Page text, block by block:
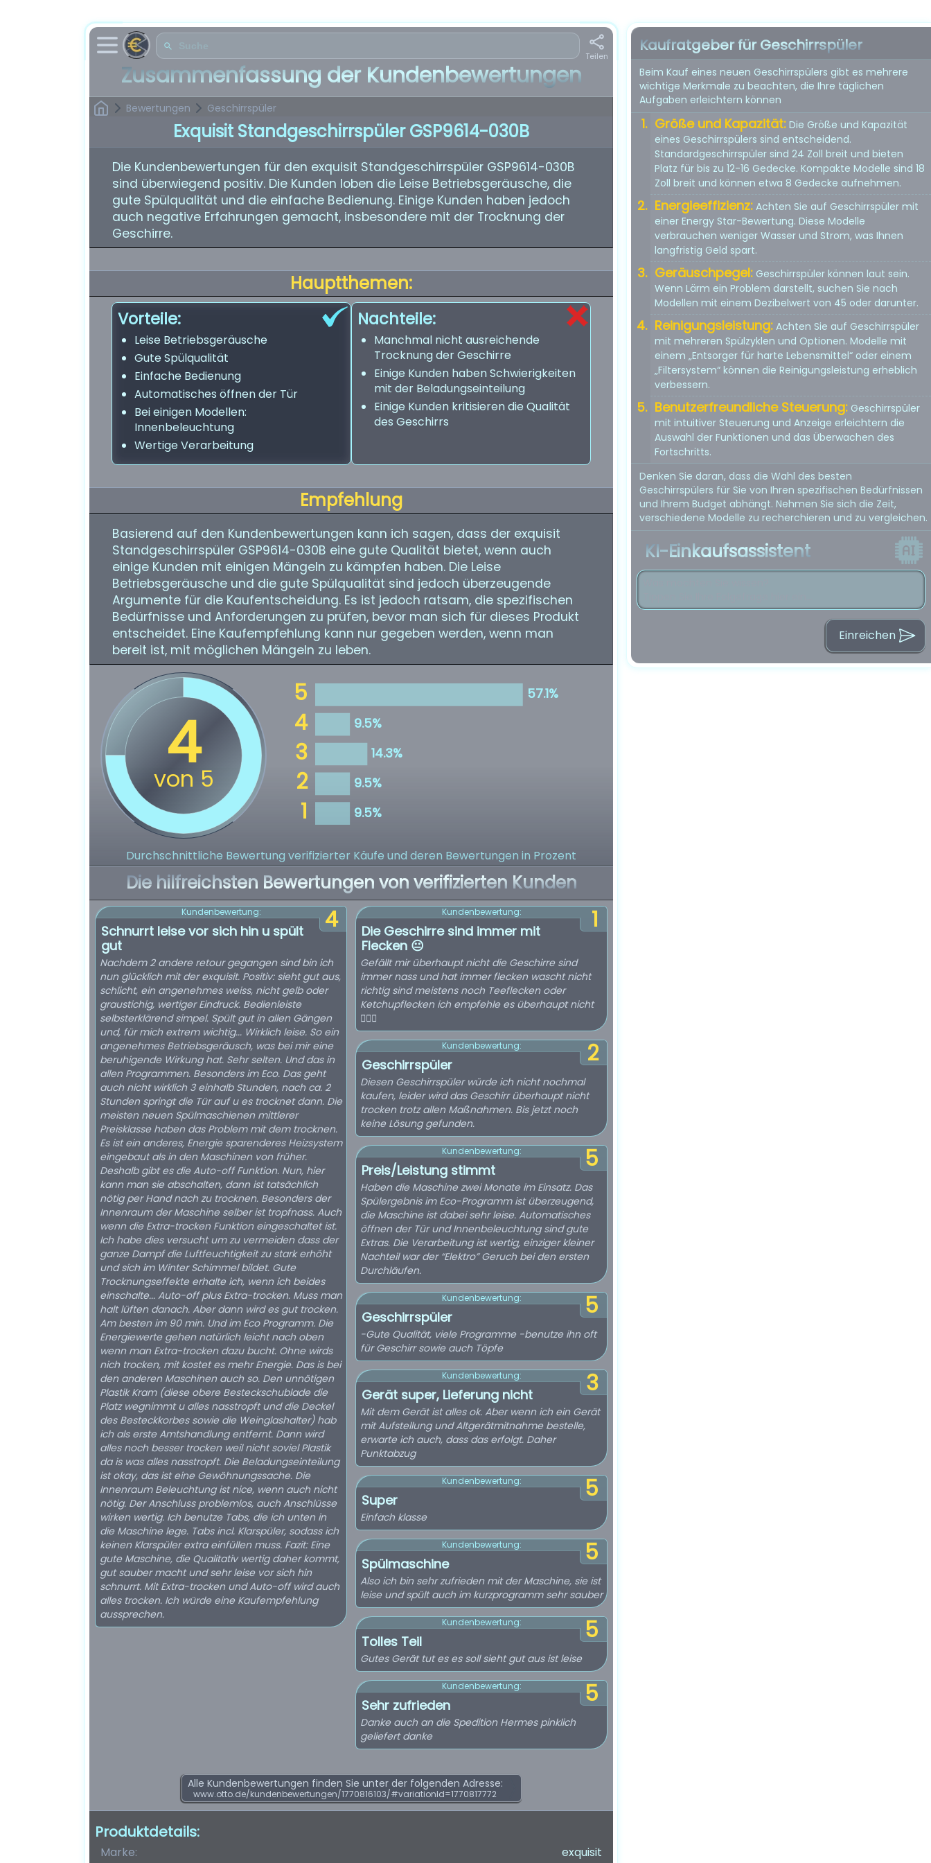
Teilen
Zusammenfassung der Kundenbewertungen
Bewertungen Geschirrspüler
Exquisit Standgeschirrspüler GSP9614-030B
Die Kundenbewertungen für den exquisit Standgeschirrspüler GSP9614-030B
sind überwiegend positiv. Die Kunden loben die Leise Betriebsgeräusche, die
gute Spülqualität und die einfache Bedienung. Einige Kunden haben jedoch
auch negative Erfahrungen gemacht, insbesondere mit der Trocknung der
Geschirre.
Hauptthemen:
Vorteile:
Leise Betriebsgeräusche
Gute Spülqualität
Einfache Bedienung
Automatisches öffnen der Tür
Bei einigen Modellen:
Innenbeleuchtung
Wertige Verarbeitung
Nachteile:
Manchmal nicht ausreichende
Trocknung der Geschirre
Einige Kunden haben Schwierigkeiten
mit der Beladungseinteilung
Einige Kunden kritisieren die Qualität
des Geschirrs
Empfehlung
Basierend auf den Kundenbewertungen kann ich sagen, dass der exquisit
Standgeschirrspüler GSP9614-030B eine gute Qualität bietet, wenn auch
einige Kunden mit einigen Mängeln zu kämpfen haben. Die Leise
Betriebsgeräusche und die gute Spülqualität sind jedoch überzeugende
Argumente für die Kaufentscheidung. Es ist jedoch ratsam, die spezifischen
Bedürfnisse und Anforderungen zu prüfen, bevor man sich für dieses Produkt
entscheidet. Eine Kaufempfehlung kann nur gegeben werden, wenn man
bereit ist, mit möglichen Mängeln zu leben.
Durchschnittliche Bewertung verifizierter Käufe und deren Bewertungen in Prozent
Die hilfreichsten Bewertungen von verifizierten Kunden
4
Kundenbewertung:
Schnurrt leise vor sich hin u spült
gut
Nachdem 2 andere retour gegangen sind bin ich
nun glücklich mit der exquisit. Positiv: sieht gut aus,
schlicht, ein angenehmes weiss, nicht gelb oder
graustichig, wertiger Eindruck. Bedienleiste
selbsterklärend simpel. Spült gut in allen Gängen
und, für mich extrem wichtig... Wirklich leise. So ein
angenehmes Betriebsgeräusch, was bei mir eine
beruhigende Wirkung hat. Sehr selten. Und das in
allen Programmen. Besonders im Eco. Das geht
auch nicht wirklich 3 einhalb Stunden, nach ca. 2
Stunden springt die Tür auf u es trocknet dann. Die
meisten neuen Spülmaschienen mittlerer
Preisklasse haben das Problem mit dem trocknen.
Es ist ein anderes, Energie sparenderes Heizsystem
eingebaut als in den Maschinen von früher.
Deshalb gibt es die Auto-off Funktion. Nun, hier
kann man sie abschalten, dann ist tatsächlich
nötig per Hand nach zu trocknen. Besonders der
Innenraum der Maschine selber ist tropfnass. Auch
wenn die Extra-trocken Funktion eingeschaltet ist.
Ich habe dies versucht um zu vermeiden dass der
ganze Dampf die Luftfeuchtigkeit zu stark erhöht
und sich im Winter Schimmel bildet. Gute
Trocknungseffekte erhalte ich, wenn ich beides
einschalte... Auto-off plus Extra-trocken. Muss man
halt lüften danach. Aber dann wird es gut trocken.
Am besten im 90 min. Und im Eco Programm. Die
Energiewerte gehen natürlich leicht nach oben
wenn man Extra-trocken dazu bucht. Ohne wirds
nich trocken, mit kostet es mehr Energie. Das is bei
den anderen Maschinen auch so. Den unnötigen
Plastik Kram (diese obere Besteckschublade die
Platz wegnimmt u alles nasstropft und die Deckel
des Besteckkorbes sowie die Weinglashalter) hab
ich als erste Amtshandlung entfernt. Dann wird
alles noch besser trocken weil nicht soviel Plastik
da is was alles nasstropft. Die Beladungseinteilung
ist okay, das ist eine Gewöhnungssache. Die
Innenraum Beleuchtung ist nice, wenn auch nicht
nötig. Der Anschluss problemlos, auch Anschlüsse
wirken wertig. Ich benutze Tabs, die ich unten in
die Maschine lege. Tabs incl. Klarspüler, sodass ich
keinen Klarspüler extra einfüllen muss. Fazit: Eine
gute Maschine, die Qualitativ wertig daher kommt,
gut sauber macht und sehr leise vor sich hin
schnurrt. Mit Extra-trocken und Auto-off wird auch
alles trocken. Ich würde eine Kaufempfehlung
aussprechen.
1
Kundenbewertung:
Die Geschirre sind immer mit
Flecken 😐
Gefällt mir überhaupt nicht die Geschirre sind
immer nass und hat immer flecken wascht nicht
richtig sind meistens noch Teeflecken oder
Ketchupflecken ich empfehle es überhaupt nicht
👎🏻😑
2
Kundenbewertung:
Geschirrspüler
Diesen Geschirrspüler würde ich nicht nochmal
kaufen, leider wird das Geschirr überhaupt nicht
trocken trotz allen Maßnahmen. Bis jetzt noch
keine Lösung gefunden.
5
Kundenbewertung:
Preis/Leistung stimmt
Haben die Maschine zwei Monate im Einsatz. Das
Spülergebnis im Eco-Programm ist überzeugend,
die Maschine ist dabei sehr leise. Automatisches
öffnen der Tür und Innenbeleuchtung sind gute
Extras. Die Verarbeitung ist wertig, einziger kleiner
Nachteil war der “Elektro” Geruch bei den ersten
Durchläufen.
5
Kundenbewertung:
Geschirrspüler
-Gute Qualität, viele Programme -benutze ihn oft
für Geschirr sowie auch Töpfe
3
Kundenbewertung:
Gerät super, Lieferung nicht
Mit dem Gerät ist alles ok. Aber wenn ich ein Gerät
mit Aufstellung und Altgerätmitnahme bestelle,
erwarte ich auch, dass das erfolgt. Daher
Punktabzug
5
Kundenbewertung:
Super
Einfach klasse
5
Kundenbewertung:
Spülmaschine
Also ich bin sehr zufrieden mit der Maschine, sie ist
leise und spült auch im kurzprogramm sehr sauber
5
Kundenbewertung:
Tolles Teil
Gutes Gerät tut es es soll sieht gut aus ist leise
5
Kundenbewertung:
Sehr zufrieden
Danke auch an die Spedition Hermes pinklich
geliefert danke
Alle Kundenbewertungen finden Sie unter der folgenden Adresse:
www.otto.de/kundenbewertungen/1770816103/#variationId=1770817772
Produktdetails:
Marke: exquisit
Kaufratgeber für Geschirrspüler
Beim Kauf eines neuen Geschirrspülers gibt es mehrere
wichtige Merkmale zu beachten, die Ihre täglichen
Aufgaben erleichtern können
Größe und Kapazität: Die Größe und Kapazität
eines Geschirrspülers sind entscheidend.
Standardgeschirrspüler sind 24 Zoll breit und bieten
Platz für bis zu 12-16 Gedecke. Kompakte Modelle sind 18
Zoll breit und können etwa 8 Gedecke aufnehmen.
Energieeffizienz: Achten Sie auf Geschirrspüler mit
einer Energy Star-Bewertung. Diese Modelle
verbrauchen weniger Wasser und Strom, was Ihnen
langfristig Geld spart.
Geräuschpegel: Geschirrspüler können laut sein.
Wenn Lärm ein Problem darstellt, suchen Sie nach
Modellen mit einem Dezibelwert von 45 oder darunter.
Reinigungsleistung: Achten Sie auf Geschirrspüler
mit mehreren Spülzyklen und Optionen. Modelle mit
einem „Entsorger für harte Lebensmittel“ oder einem
„Filtersystem“ können die Reinigungsleistung erheblich
verbessern.
Benutzerfreundliche Steuerung: Geschirrspüler
mit intuitiver Steuerung und Anzeige erleichtern die
Auswahl der Funktionen und das Überwachen des
Fortschritts.
Denken Sie daran, dass die Wahl des besten
Geschirrspülers für Sie von Ihren spezifischen Bedürfnissen
und Ihrem Budget abhängt. Nehmen Sie sich die Zeit,
verschiedene Modelle zu recherchieren und zu vergleichen.
KI-Einkaufsassistent
Einreichen